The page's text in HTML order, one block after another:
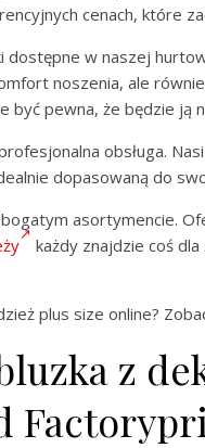
cenach, które
dostępne w naszej
noszenia, ale
być pewna, że będzie ją
obsługa.
dopasowaną do
asortymencie.
każdy znajdzie coś
plus size online?
z